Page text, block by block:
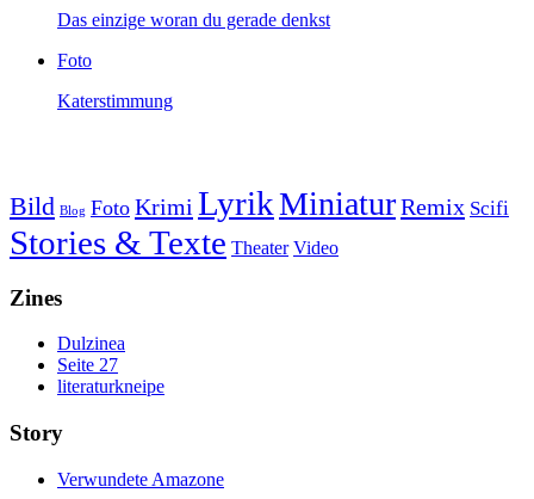
Das einzige woran du gerade denkst
Foto
Katerstimmung
Bild Blog Foto Krimi LyrikMiniaturRemix Scifi
Stories & Texte Theater Video
Zines
Dulzinea
Seite 27
literaturkneipe
Story
Verwundete Amazone